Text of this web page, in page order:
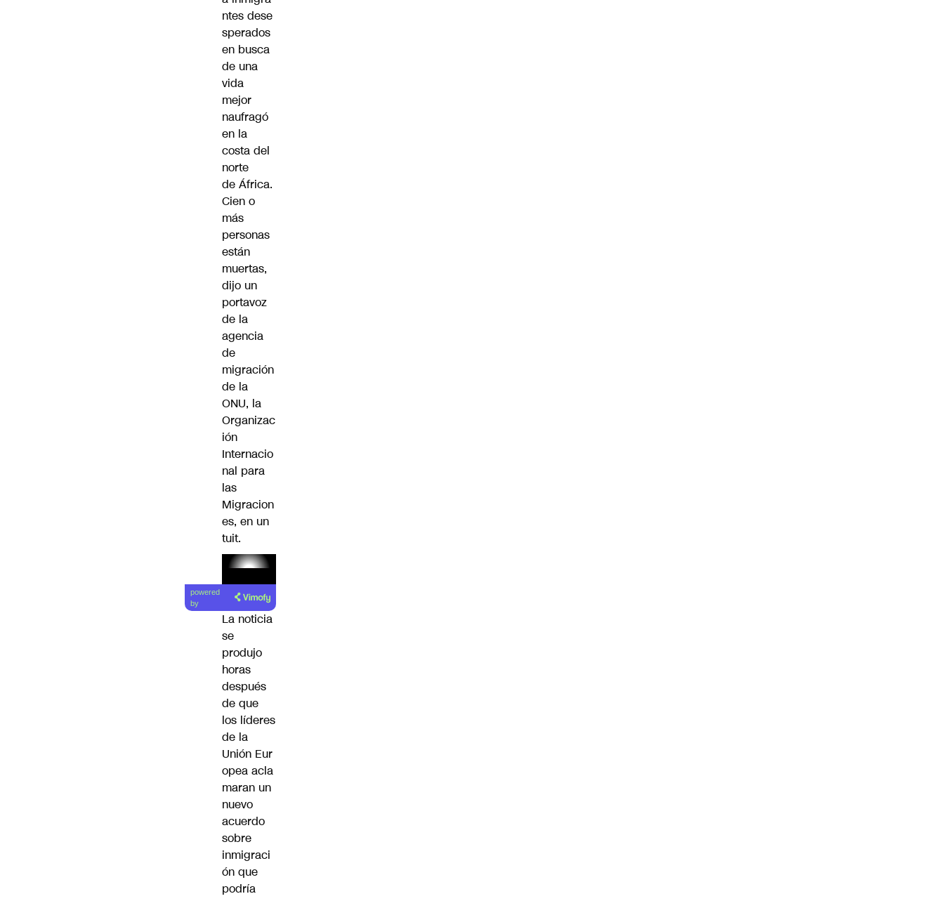
ntes dese
sperados
en busca
de una
vida
mejor
naufragó
en la
costa del
norte
de África.
Cien o
más
personas
están
muertas,
dijo un
portavoz
de la
agencia
de
migración
de la
ONU, la
Organizac
ión
Internacio
nal para
las
Migracion
es, en un
tuit.
Lea el
artículo
powered
by
La noticia
se
produjo
horas
después
de que
los líderes
de la
Unión Eur
opea acla
maran un
nuevo
acuerdo
sobre
inmigraci
ón que
podría